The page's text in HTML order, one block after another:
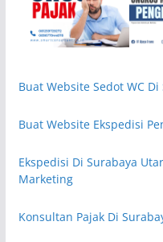
Buat Website Sedot WC
Buat Website Ekspedisi
Ekspedisi Di Surabaya
Marketing
Konsultan Pajak Di